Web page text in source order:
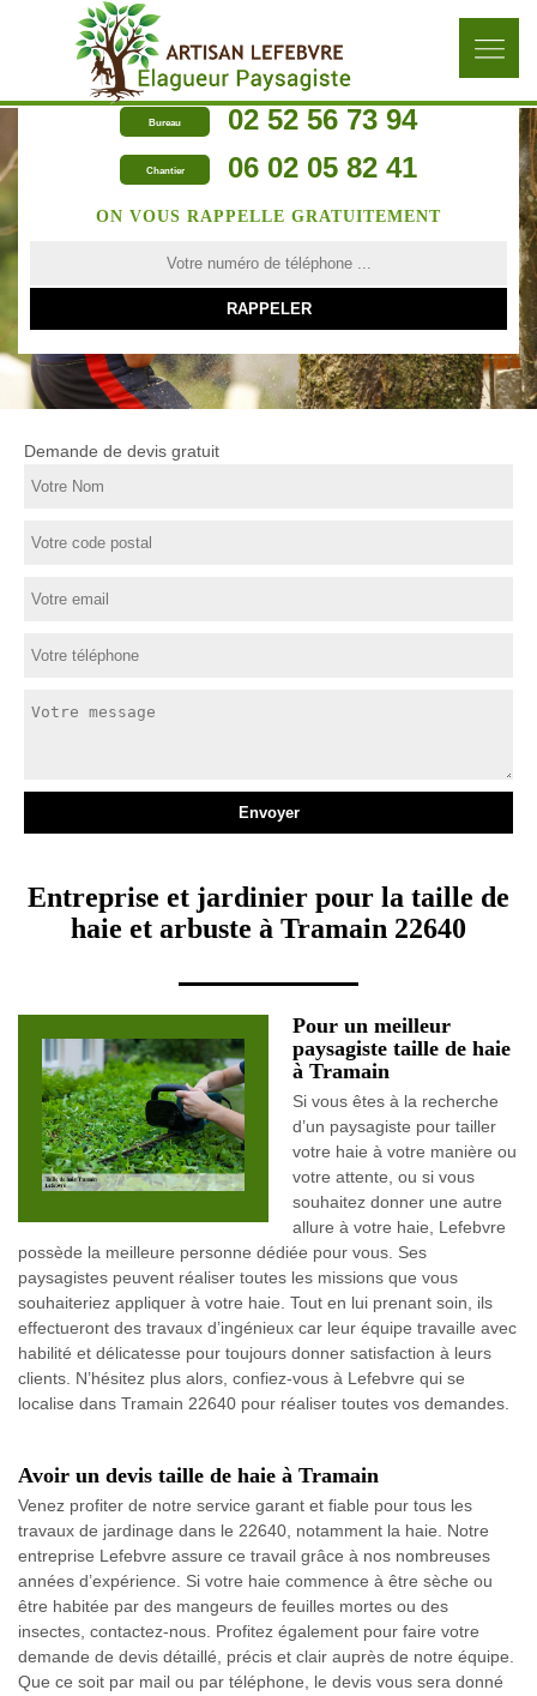
Bureau 02 52 56 73 94
Chantier 06 02 05 82 41
ON VOUS RAPPELLE GRATUITEMENT
Demande de devis gratuit
Entreprise et jardinier pour la taille de
haie et arbuste à Tramain 22640
Pour un meilleur
paysagiste taille de haie
à Tramain
Si vous êtes à la recherche
d’un paysagiste pour tailler
votre haie à votre manière ou
votre attente, ou si vous
souhaitez donner une autre
allure à votre haie, Lefebvre
possède la meilleure personne dédiée pour vous. Ses
paysagistes peuvent réaliser toutes les missions que vous
souhaiteriez appliquer à votre haie. Tout en lui prenant soin, ils
effectueront des travaux d’ingénieux car leur équipe travaille avec
habilité et délicatesse pour toujours donner satisfaction à leurs
clients. N’hésitez plus alors, confiez-vous à Lefebvre qui se
localise dans Tramain 22640 pour réaliser toutes vos demandes.
Avoir un devis taille de haie à Tramain
Venez profiter de notre service garant et fiable pour tous les
travaux de jardinage dans le 22640, notamment la haie. Notre
entreprise Lefebvre assure ce travail grâce à nos nombreuses
années d’expérience. Si votre haie commence à être sèche ou
être habitée par des mangeurs de feuilles mortes ou des
insectes, contactez-nous. Profitez également pour faire votre
demande de devis détaillé, précis et clair auprès de notre équipe.
Que ce soit par mail ou par téléphone, le devis vous sera donné